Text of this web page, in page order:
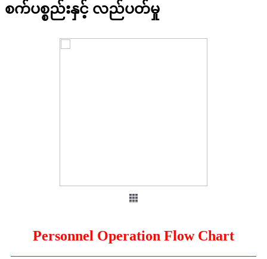
စက်ပစ္စည်းနှင့် လည်ပတ်မှု
Personnel Operation Flow Chart